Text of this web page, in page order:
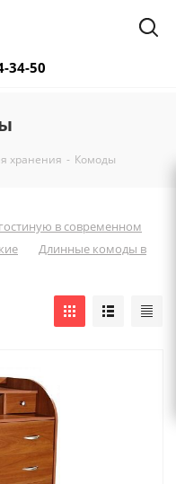
34-50
хранения - Комоды
в современном
Длинные комоды в